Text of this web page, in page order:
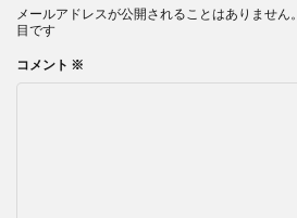
メールアドレスが公開されることはありません。
目です
コメント ※